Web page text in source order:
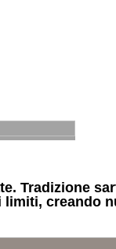
Tradizione
creando